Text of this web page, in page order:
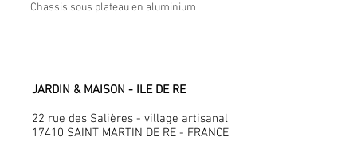
Chassis sous plateau en aluminium
JARDIN & MAISON - ILE DE RE
22 rue des Salières - village artisanal
17410 SAINT MARTIN DE RE - FRANCE